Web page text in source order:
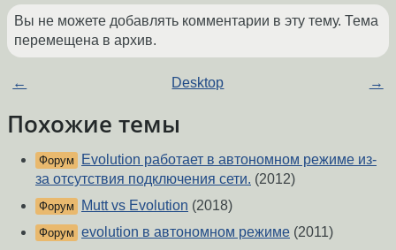
Вы не можете добавлять комментарии в эту тему. Тема
перемещена в архив.
← Desktop →
Похожие темы
Форум
Evolution работает в автономном режиме из-
за отсутствия подключения сети. (2012)
Форум Mutt vs Evolution (2018)
Форум evolution в автономном режиме (2011)